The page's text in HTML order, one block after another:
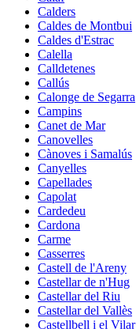
Calders
Caldes de Montbui
Caldes d'Estrac
Calella
Calldetenes
Callús
Calonge de Segarra
Campins
Canet de Mar
Canovelles
Cànoves i Samalús
Canyelles
Capellades
Capolat
Cardedeu
Cardona
Carme
Casserres
Castell de l'Areny
Castellar de n'Hug
Castellar del Riu
Castellar del Vallès
Castellbell i el Vilar